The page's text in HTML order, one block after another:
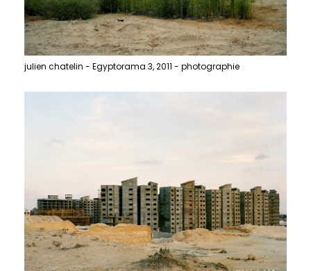
julien chatelin - Egyptorama 3, 2011 - photographie